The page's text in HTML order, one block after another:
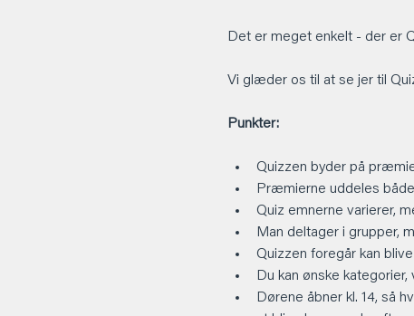
Det er meget enkelt - der er
Vi glæder os til at se jer til
Punkter:
Quizzen byder på
Præmierne uddeles
Quiz emnerne varierer,
Man deltager i grupper,
Quizzen foregår kan
Du kan ønske
Dørene åbner kl. 14, så